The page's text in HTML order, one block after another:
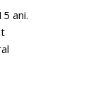
ani.